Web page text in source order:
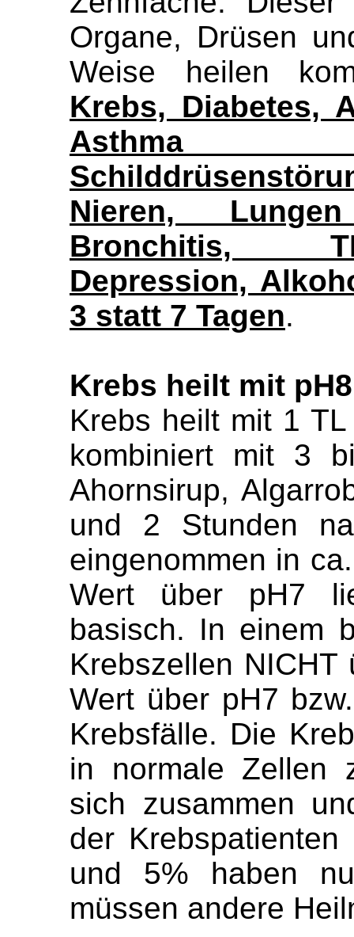
Organe, Drüsen
Weise heilen
Krebs, Diabetes,
Asthma
Nieren, Lungen
Bronchitis,
Depression,
3 statt 7 Tagen.
Krebs heilt mit
Krebs heilt mit 1
kombiniert mit 3
Ahornsirup,
und 2 Stunden
eingenommen in
Wert über pH7
basisch. In einem
Krebszellen
Wert über pH7
Krebsfälle. Die
in normale Zellen
sich zusammen
der
und 5% haben
müssen andere